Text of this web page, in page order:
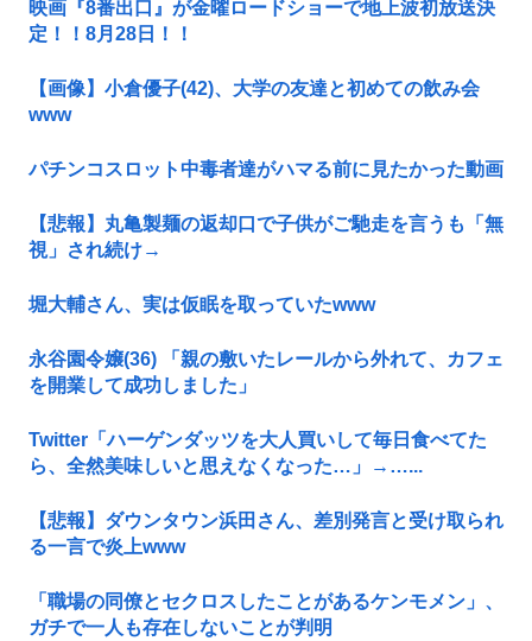
映画『8番出口』が金曜ロードショーで地上波初放送決
定！！8月28日！！
【画像】小倉優子(42)、大学の友達と初めての飲み会
www
パチンコスロット中毒者達がハマる前に見たかった動画
【悲報】丸亀製麺の返却口で子供がご馳走を言うも「無
視」され続け→
堀大輔さん、実は仮眠を取っていたwww
永谷園令嬢(36) 「親の敷いたレールから外れて、カフェ
を開業して成功しました」
Twitter「ハーゲンダッツを大人買いして毎日食べてた
ら、全然美味しいと思えなくなった…」→…...
【悲報】ダウンタウン浜田さん、差別発言と受け取られ
る一言で炎上www
「職場の同僚とセクロスしたことがあるケンモメン」、
ガチで一人も存在しないことが判明